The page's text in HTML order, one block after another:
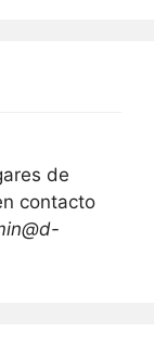
de
contacto